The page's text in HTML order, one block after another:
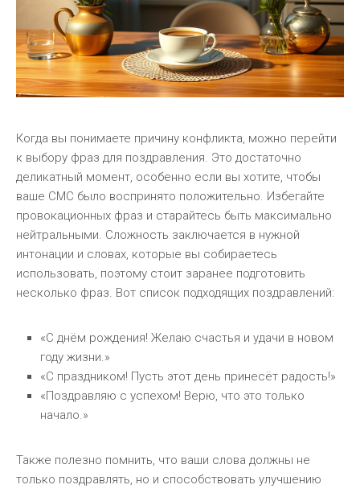
Когда вы понимаете причину конфликта, можно перейти
к выбору фраз для поздравления. Это достаточно
деликатный момент, особенно если вы хотите, чтобы
ваше СМС было воспринято положительно. Избегайте
провокационных фраз и старайтесь быть максимально
нейтральными. Сложность заключается в нужной
интонации и словах, которые вы собираетесь
использовать, поэтому стоит заранее подготовить
несколько фраз. Вот список подходящих поздравлений:
«С днём рождения! Желаю счастья и удачи в новом
году жизни.»
«С праздником! Пусть этот день принесёт радость!»
«Поздравляю с успехом! Верю, что это только
начало.»
Также полезно помнить, что ваши слова должны не
только поздравлять, но и способствовать улучшению